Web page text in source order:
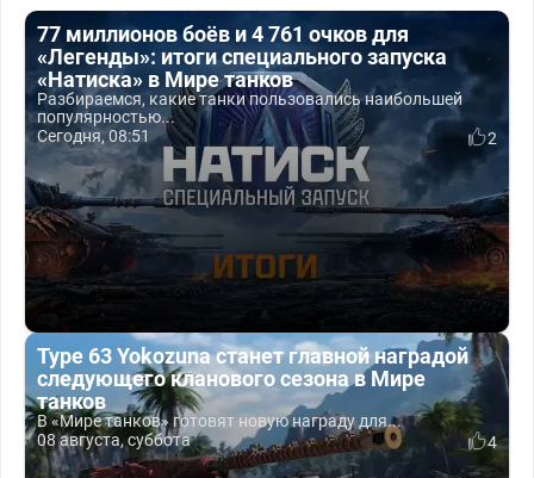
77 миллионов боёв и 4 761 очков для
«Легенды»: итоги специального запуска
«Натиска» в Мире танков
Разбираемся, какие танки пользовались наибольшей
популярностью...
Сегодня, 08:51
2
Type 63 Yokozuna станет главной наградой
следующего кланового сезона в Мире
танков
В «Мире танков» готовят новую награду для...
08 августа, суббота
4